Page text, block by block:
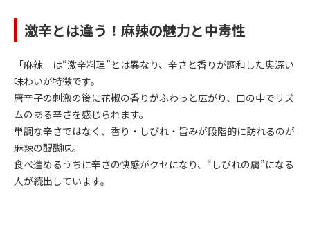
激辛とは違う！麻辣の魅力と中毒性
「麻辣」は“激辛料理”とは異なり、辛さと香りが調和した奥深い
味わいが特徴です。
唐辛子の刺激の後に花椒の香りがふわっと広がり、口の中でリズ
ムのある辛さを感じられます。
単調な辛さではなく、香り・しびれ・旨みが段階的に訪れるのが
麻辣の醍醐味。
食べ進めるうちに辛さの快感がクセになり、“しびれの虜”になる
人が続出しています。